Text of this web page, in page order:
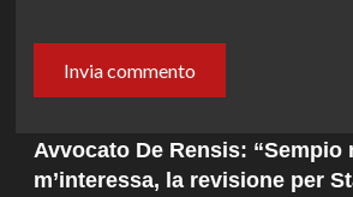
Avvocato De Rensis: “Sempio
m’interessa, la revisione per